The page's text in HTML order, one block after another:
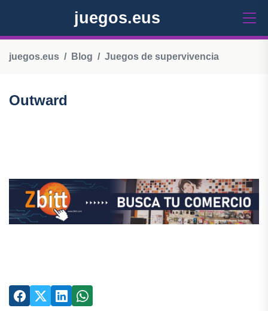
juegos.eus
juegos.eus Blog Juegos de supervivencia
Outward